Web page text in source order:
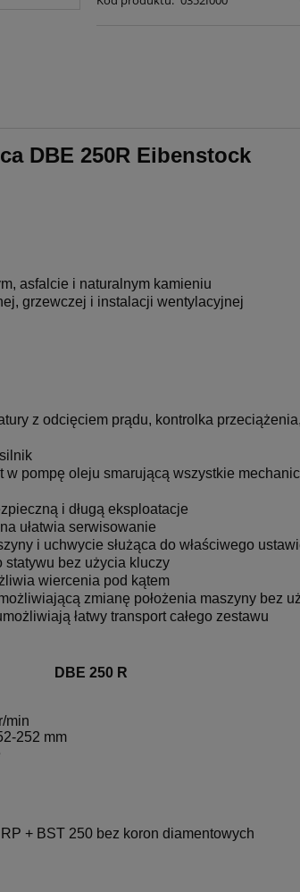
ESD 162 Eibenstock
4 280,40 zł
DBE 250R Eibenstock
asfalcie i naturalnym kamieniu
grzewczej i instalacji wentylacyjnej
z odcięciem prądu, kontrolka
pompę oleju smarującą wszystkie
i długą eksploatacje
ułatwia serwisowanie
i uchwycie służąca do właściwego
statywu bez użycia kluczy
wiercenia pod kątem
zmianę położenia maszyny bez
łatwy transport całego zestawu
DBE 250 R
min
252 mm
+ BST 250 bez koron diamentowych